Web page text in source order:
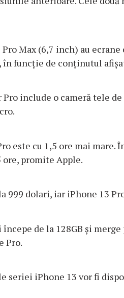
Max (6,7 inch) au
în funcţie de conţinutul
include o cameră tele
este cu 1,5 ore mai mare.
ore, promite Apple.
999 dolari, iar iPhone 13
de la 128GB şi merge
Pro.
seriei iPhone 13 vor fi